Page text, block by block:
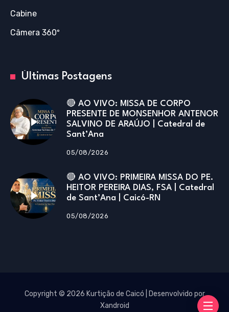
Cabine
Câmera 360º
Últimas Postagens
🔴 AO VIVO: MISSA DE CORPO
PRESENTE DE MONSENHOR ANTENOR
SALVINO DE ARAÚJO | Catedral de
Sant’Ana
05/08/2026
🔴 AO VIVO: PRIMEIRA MISSA DO PE.
HEITOR PEREIRA DIAS, FSA | Catedral
de Sant’Ana | Caicó-RN
05/08/2026
Copyright © 2026 Kurtição de Caicó | Desenvolvido por
Xandroid